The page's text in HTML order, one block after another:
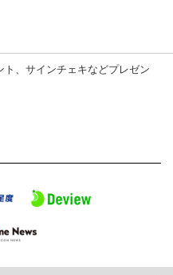
ト、サインチェキなどプレゼン